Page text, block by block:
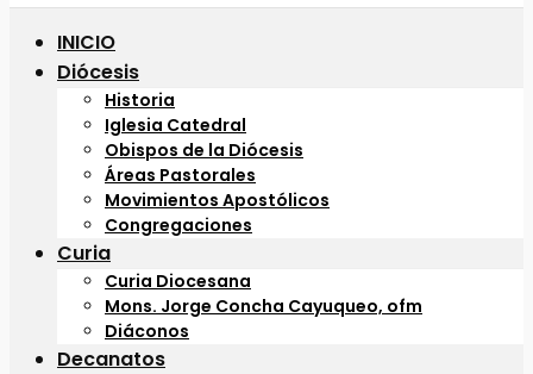
INICIO
Diócesis
Historia
Iglesia Catedral
Obispos de la Diócesis
Áreas Pastorales
Movimientos Apostólicos
Congregaciones
Curia
Curia Diocesana
Mons. Jorge Concha Cayuqueo, ofm
Diáconos
Decanatos